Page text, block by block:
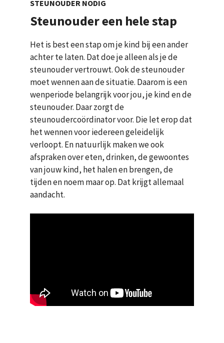
STEUNOUDER NODIG
Steunouder een hele stap
Het is best een stap om je kind bij een ander
achter te laten. Dat doe je alleen als je de
steunouder vertrouwt. Ook de steunouder
moet wennen aan de situatie. Daarom is een
wenperiode belangrijk voor jou, je kind en de
steunouder. Daar zorgt de
steunoudercoördinator voor. Die let erop dat
het wennen voor iedereen geleidelijk
verloopt. En natuurlijk maken we ook
afspraken over eten, drinken, de gewoontes
van jouw kind, het halen en brengen, de
tijden en noem maar op. Dat krijgt allemaal
aandacht.